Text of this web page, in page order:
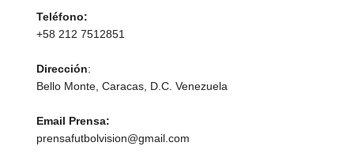
Teléfono:
+58 212 7512851
Dirección:
Bello Monte, Caracas, D.C. Venezuela
Email Prensa:
prensafutbolvision@gmail.com